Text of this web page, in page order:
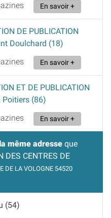
En savoir +
DE PUBLICATION
Doulchard (18)
En savoir +
ET DE PUBLICATION
Poitiers (86)
En savoir +
la même adresse que
DES CENTRES DE
DE LA VOLOGNE 54520
(54)